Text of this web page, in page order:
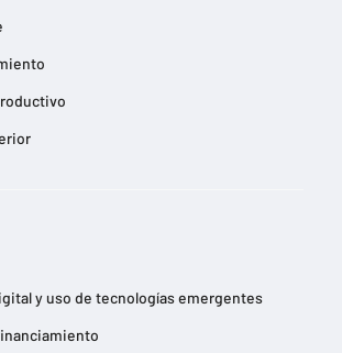
y uso de tecnologías emergentes